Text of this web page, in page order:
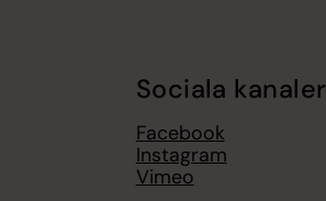
Sociala kanaler
Facebook
Instagram
Vimeo